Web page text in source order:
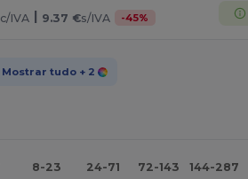
c/IVA | 9.37 €s/IVA -45%
Mostrar tudo + 2
8-23 24-71 72-143 144-287